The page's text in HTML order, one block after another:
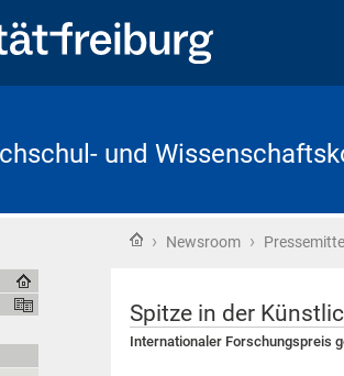
und
Startseite
› Newsroom ›
Spitze in der
Internationaler Forschungspreis